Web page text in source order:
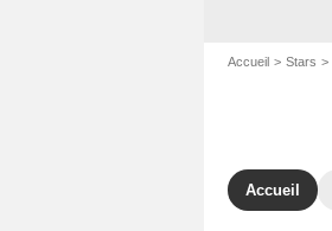
Accueil Stars
Accueil